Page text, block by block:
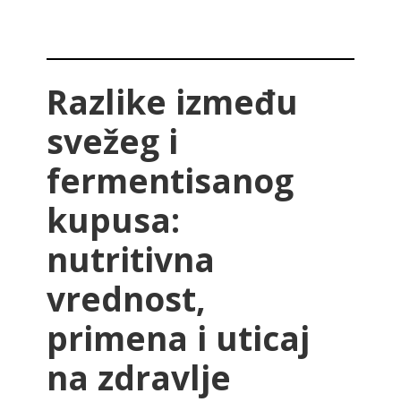
Razlike između
svežeg i
fermentisanog
kupusa:
nutritivna
vrednost,
primena i uticaj
na zdravlje